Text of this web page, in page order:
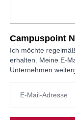
Campuspoint
Ich möchte
erhalten. Meine E-
Unternehmen